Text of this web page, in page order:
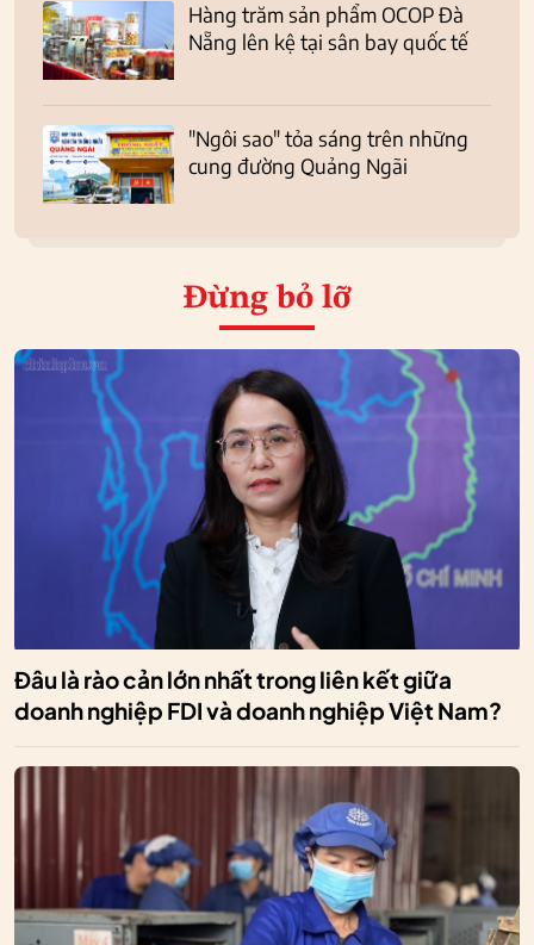
Hàng trăm sản phẩm OCOP Đà
Nẵng lên kệ tại sân bay quốc tế
"Ngôi sao" tỏa sáng trên những
cung đường Quảng Ngãi
Đừng bỏ lỡ
Đâu là rào cản lớn nhất trong liên kết giữa
doanh nghiệp FDI và doanh nghiệp Việt Nam?